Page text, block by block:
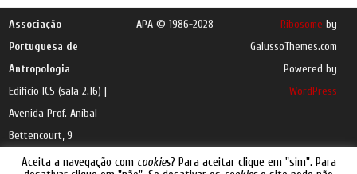
Associação
Portuguesa de
Antropologia
Edifício ICS (sala 2.16) |
Avenida Prof. Aníbal
Bettencourt, 9
1600-189 Lisboa |e-
APA © 1986-2028 Ribosome by
GalussoThemes.com
Powered by
WordPress
Aceita a navegação com cookies? Para aceitar clique em "sim". Para